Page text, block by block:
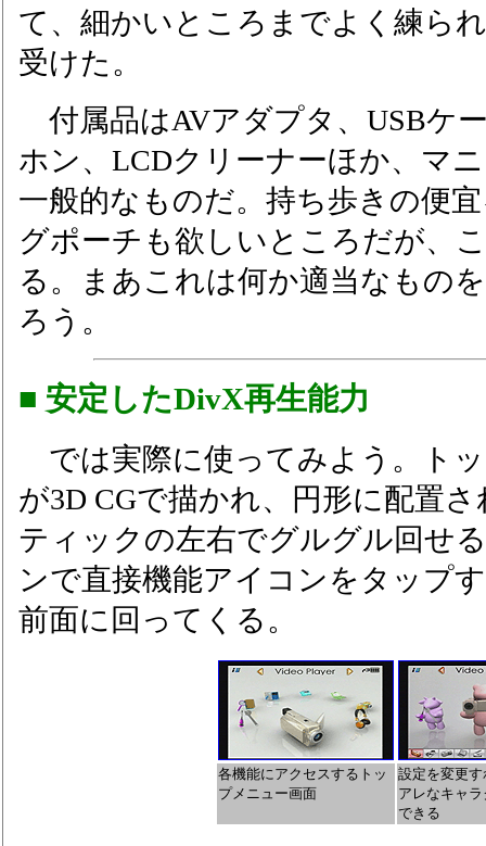
て、細かいところまでよく練ら
受けた。
付属品はAVアダプタ、USBケ
ホン、LCDクリーナーほか、マ
一般的なものだ。持ち歩きの便
グポーチも欲しいところだが、
る。まあこれは何か適当なもの
ろう。
■ 安定したDivX再生能力
では実際に使ってみよう。ト
が3D CGで描かれ、円形に配置
ティックの左右でグルグル回せ
ンで直接機能アイコンをタップ
前面に回ってくる。
各機能にアクセスするトッ
プメニュー画面
設定を変更
アレなキャ
できる